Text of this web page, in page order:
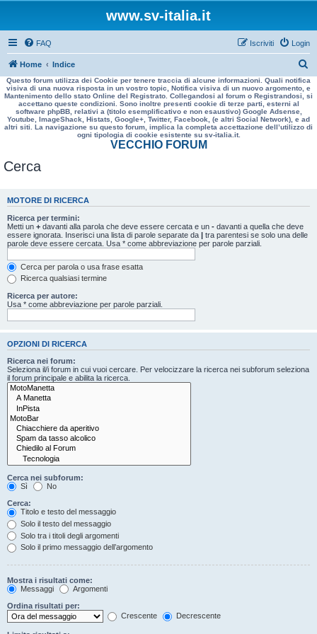
www.sv-italia.it
FAQ Login
Iscriviti
Home Indice
e
r
a
Questo forum utilizza dei Cookie per tenere traccia di alcune informazioni. Quali notifica
visiva di una nuova risposta in un vostro topic, Notifica visiva di un nuovo argomento, e
Mantenimento dello stato Online del Registrato. Collegandosi al forum o Registrandosi, si
accettano queste condizioni. Sono inoltre presenti cookie di terze parti, esterni al
software phpBB, relativi a (titolo esemplificativo e non esaustivo) Google Adsense,
Youtube, ImageShack, Histats, Google+, Twitter, Facebook, (e altri Social Network), e ad
altri siti. La navigazione su questo forum, implica la completa accettazione dell’utilizzo di
ogni tipologia di cookie esistente su sv-italia.it.
VECCHIO FORUM
Cerca
MOTORE DI RICERCA
Ricerca per termini:
Metti un + davanti alla parola che deve essere cercata e un - davanti a quella che deve
essere ignorata. Inserisci una lista di parole separate da | tra parentesi se solo una delle
parole deve essere cercata. Usa * come abbreviazione per parole parziali.
Cerca per parola o usa frase esatta
Ricerca qualsiasi termine
Ricerca per autore:
Usa * come abbreviazione per parole parziali.
OPZIONI DI RICERCA
Ricerca nei forum:
Seleziona il/i forum in cui vuoi cercare. Per velocizzare la ricerca nei subforum seleziona
il forum principale e abilita la ricerca.
Cerca nei subforum:
Sì
No
Cerca:
Titolo e testo del messaggio
Solo il testo del messaggio
Solo tra i titoli degli argomenti
Solo il primo messaggio dell’argomento
Mostra i risultati come:
Messaggi
Argomenti
Ordina risultati per:
Crescente
Decrescente